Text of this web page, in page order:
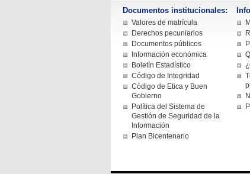
Documentos institucionales:
Valores de matrícula
Derechos pecuniarios
Documentos públicos
Información económica
Boletín Estadístico
Código de Integridad
Código de Etica y Buen
Gobierno
Política del Sistema de
Gestión de Seguridad de la
Información
Plan Bicentenario